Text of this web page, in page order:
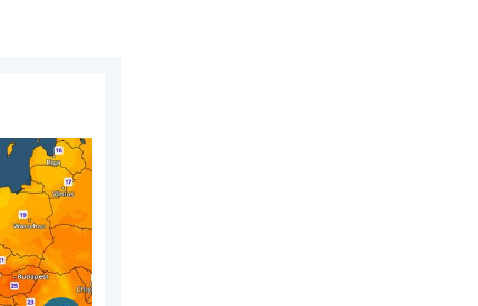
2026Europe occidentale. . . jeudi 6 août 2026